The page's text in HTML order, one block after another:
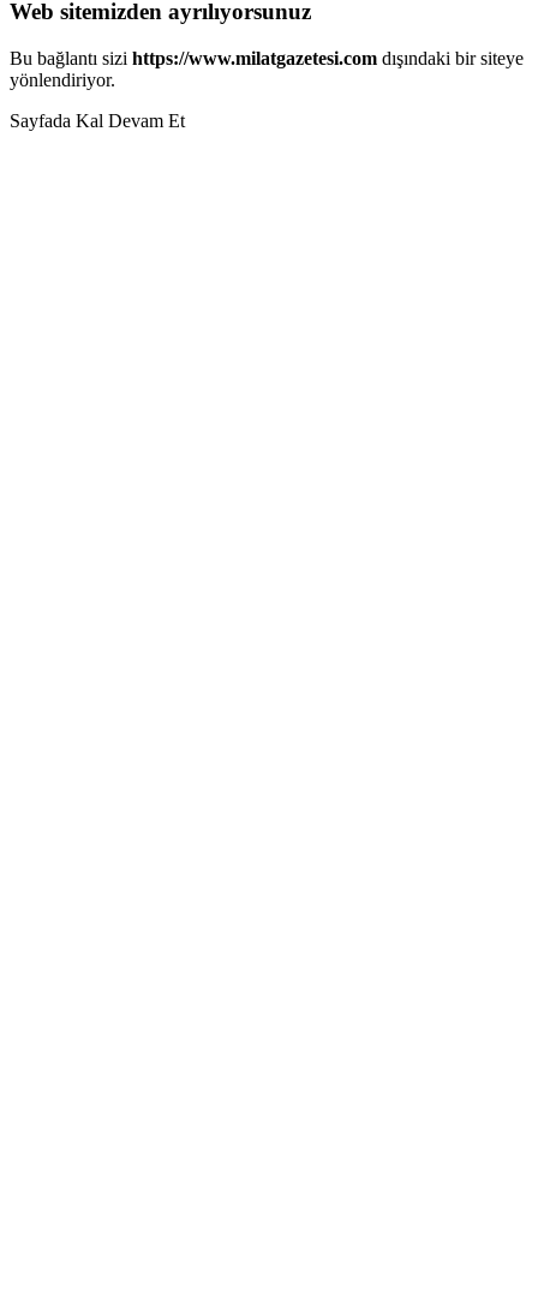
Web sitemizden ayrılıyorsunuz
Bu bağlantı sizi https://www.milatgazetesi.com dışındaki bir siteye
yönlendiriyor.
Sayfada Kal Devam Et